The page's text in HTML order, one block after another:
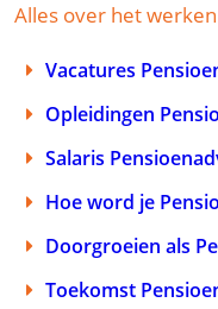
Alles over het
Vacatures
Opleidingen
Salaris
Hoe word je
Doorgroeien als
Toekomst